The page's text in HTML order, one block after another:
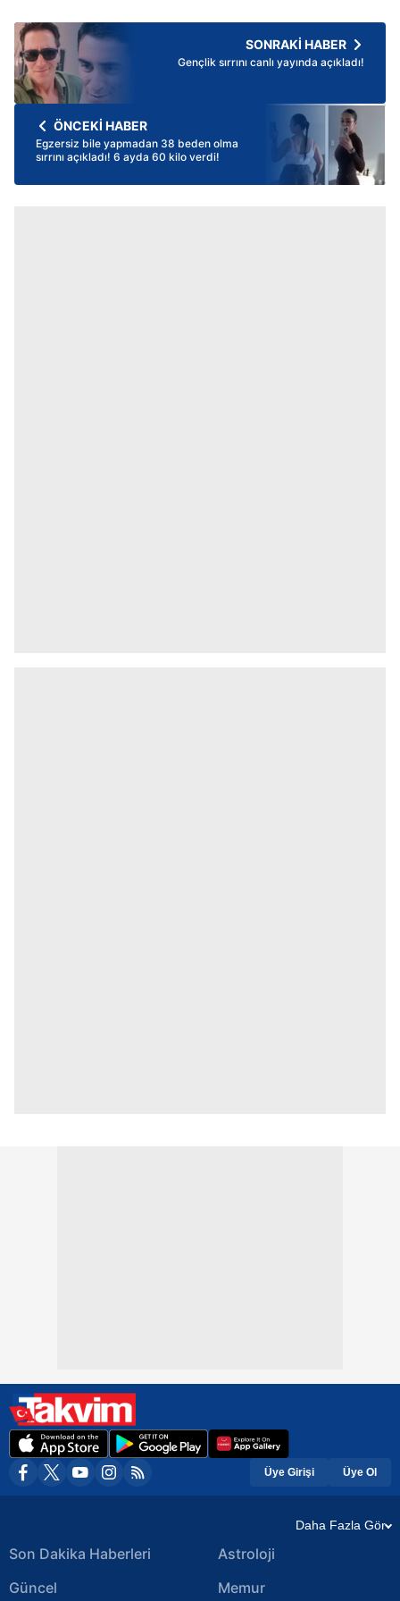
SONRAKİ HABER
Gençlik sırrını canlı yayında açıkladı!
ÖNCEKİ HABER
Egzersiz bile yapmadan 38 beden olma
sırrını açıkladı! 6 ayda 60 kilo verdi!
Üye Girişi Üye Ol
Daha Fazla Gör
Son Dakika Haberleri
Güncel
Astroloji
Memur